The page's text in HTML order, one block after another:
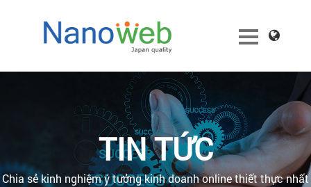
TIN TỨC
Chia sẻ kinh nghiệm ý tưởng kinh doanh online thiết thực nhất